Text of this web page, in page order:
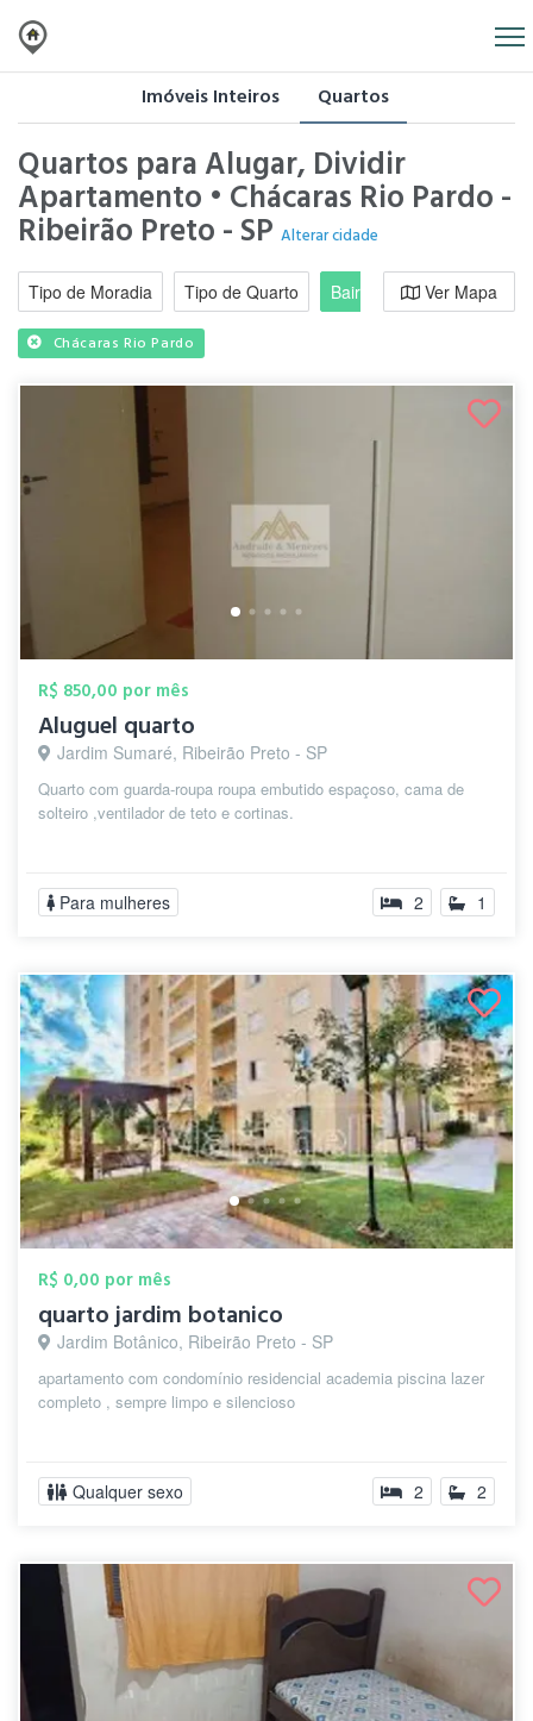
Imóveis Inteiros Quartos
Quartos para Alugar, Dividir
Apartamento • Chácaras Rio Pardo -
Ribeirão Preto - SP Alterar cidade
Tipo de Moradia Tipo de Quarto Bairro / RegiãoVer Mapa
Chácaras Rio Pardo
R$ 850,00 por mês
Aluguel quarto
Jardim Sumaré, Ribeirão Preto - SP
Quarto com guarda-roupa roupa embutido espaçoso, cama de
solteiro ,ventilador de teto e cortinas.
Para mulheres 2 1
R$ 0,00 por mês
quarto jardim botanico
Jardim Botânico, Ribeirão Preto - SP
apartamento com condomínio residencial academia piscina lazer
completo , sempre limpo e silencioso
Qualquer sexo 2 2